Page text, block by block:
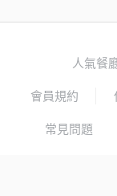
人氣餐
會員規約
常見問題